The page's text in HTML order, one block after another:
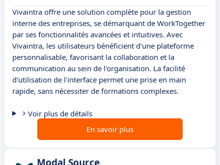
Vivaintra offre une solution complète pour la gestion
interne des entreprises, se démarquant de WorkTogether
par ses fonctionnalités avancées et intuitives. Avec
Vivaintra, les utilisateurs bénéficient d'une plateforme
personnalisable, favorisant la collaboration et la
communication au sein de l'organisation. La facilité
d'utilisation de l'interface permet une prise en main
rapide, sans nécessiter de formations complexes.
Voir plus de détails
En savoir plus